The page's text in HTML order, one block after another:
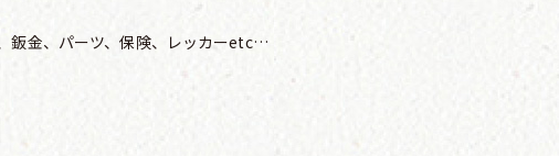
鈑金、パーツ、保険、レッカーetc…